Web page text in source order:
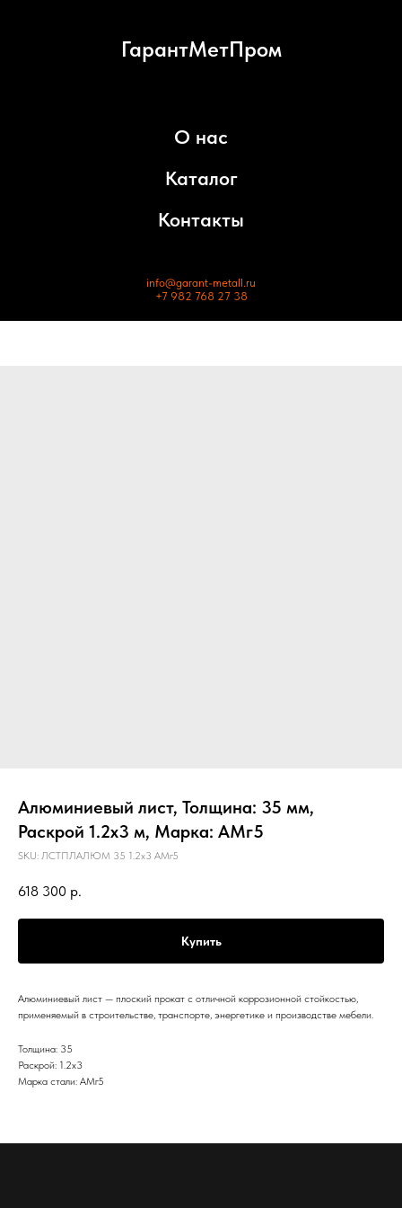
ГарантМетПром
О нас
Каталог
Контакты
info@garant-metall.ru
+7 982 768 27 38
Алюминиевый лист, Толщина: 35 мм,
Раскрой 1.2х3 м, Марка: АМг5
SKU: ЛСТПЛАЛЮМ 35 1.2х3 АМг5
618 300 р.
Купить
Алюминиевый лист — плоский прокат с отличной коррозионной стойкостью,
применяемый в строительстве, транспорте, энергетике и производстве мебели.
Толщина: 35
Раскрой: 1.2х3
Марка стали: АМг5